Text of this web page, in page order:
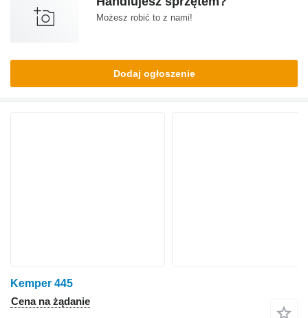
Możesz robić to z nami!
Dodaj ogłoszenie
Kemper 445
Cena na żądanie